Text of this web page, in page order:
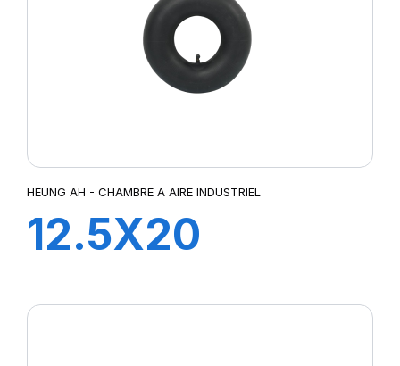
HEUNG AH - CHAMBRE A AIRE INDUSTRIEL
12.5X20